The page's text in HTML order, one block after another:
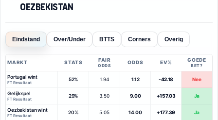
Oezbekistan
Eindstand Over/Under BTTS Corners Overig
MARKT STATS FAIR
ODDS
ODDS EV% GOEDE
BET?
Portugal wint
FT Resultaat
52% 1.94 1.12 -42.18 Nee
Gelijkspel
FT Resultaat
29% 3.50 9.00 +157.03 Ja
Oezbekistan wint
FT Resultaat
20% 5.05 14.00 +177.39 Ja